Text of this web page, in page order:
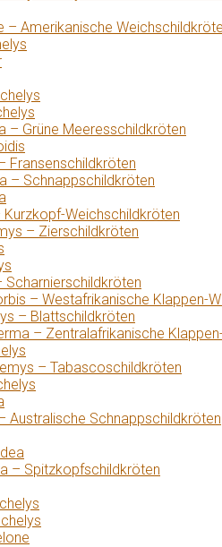
– Amerikanische
– Grüne Meeresschildkröten
Fransenschildkröten
– Schnappschildkröten
Kurzkopf-Weichschildkröten
– Zierschildkröten
Scharnierschildkröten
– Westafrikanische Klappen-
– Blattschildkröten
– Zentralafrikanische
– Tabascoschildkröten
Australische Schnappschildkröten
– Spitzkopfschildkröten